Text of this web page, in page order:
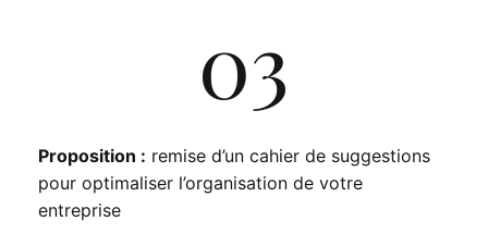
03
Proposition : remise d’un cahier de suggestions
pour optimaliser l’organisation de votre
entreprise